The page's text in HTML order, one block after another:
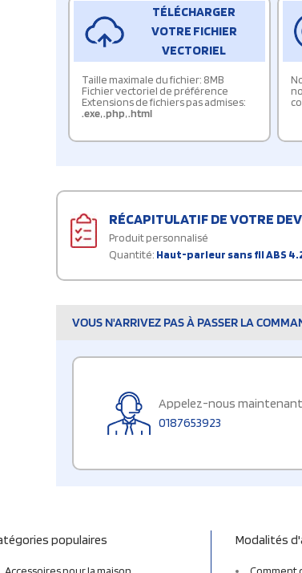
TÉLÉCHARGER
VOTRE FICHIER
VECTORIEL
Taille maximale du fichier: 8MB
Fichier vectoriel de préférence
Extensions de fichiers pas admises:
.exe,.php,.html
RÉCAPITULATIF DE VOTRE
Produit personnalisé
Quantité: Haut-parleur sans fil ABS
VOUS N'ARRIVEZ PAS À PASSER LA
Appelez-nous
0187653923
populaires Modalités